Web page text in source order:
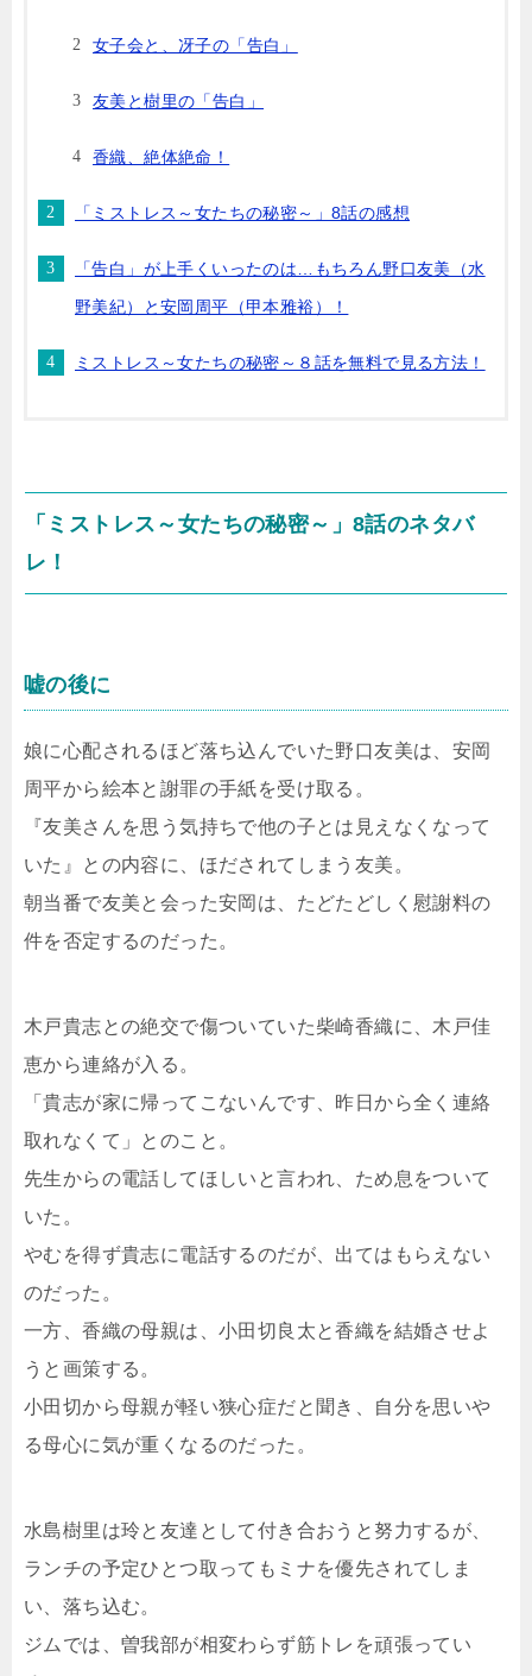
女子会と、冴子の「告白」
友美と樹里の「告白」
香織、絶体絶命！
「ミストレス～女たちの秘密～」8話の感想
「告白」が上手くいったのは…もちろん野口友美（水
野美紀）と安岡周平（甲本雅裕）！
ミストレス～女たちの秘密～８話を無料で見る方法！
「ミストレス～女たちの秘密～」8話のネタバ
レ！
嘘の後に
娘に心配されるほど落ち込んでいた野口友美は、安岡
周平から絵本と謝罪の手紙を受け取る。
『友美さんを思う気持ちで他の子とは見えなくなって
いた』との内容に、ほだされてしまう友美。
朝当番で友美と会った安岡は、たどたどしく慰謝料の
件を否定するのだった。
木戸貴志との絶交で傷ついていた柴崎香織に、木戸佳
恵から連絡が入る。
「貴志が家に帰ってこないんです、昨日から全く連絡
取れなくて」とのこと。
先生からの電話してほしいと言われ、ため息をついて
いた。
やむを得ず貴志に電話するのだが、出てはもらえない
のだった。
一方、香織の母親は、小田切良太と香織を結婚させよ
うと画策する。
小田切から母親が軽い狭心症だと聞き、自分を思いや
る母心に気が重くなるのだった。
水島樹里は玲と友達として付き合おうと努力するが、
ランチの予定ひとつ取ってもミナを優先されてしま
い、落ち込む。
ジムでは、曽我部が相変わらず筋トレを頑張ってい